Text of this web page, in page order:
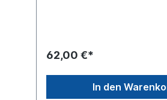
62,00 €*
In den